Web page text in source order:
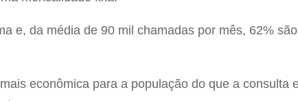
e, da média de 90 mil chamadas por mês, 62%
econômica para a população do que a consulta